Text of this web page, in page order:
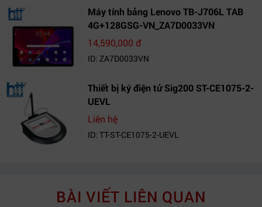
Máy tính bảng Lenovo TB-J706L TAB
4G+128GSG-VN_ZA7D0033VN
14,590,000 đ
ID: ZA7D0033VN
Thiết bị ký điện tử Sig200 ST-CE1075-2-
UEVL
Liên hệ
ID: TT-ST-CE1075-2-UEVL
BÀI VIẾT LIÊN QUAN